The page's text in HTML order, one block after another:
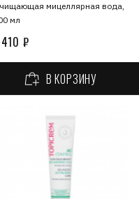
мицеллярная вода,
мл
₽
В КОРЗИНУ